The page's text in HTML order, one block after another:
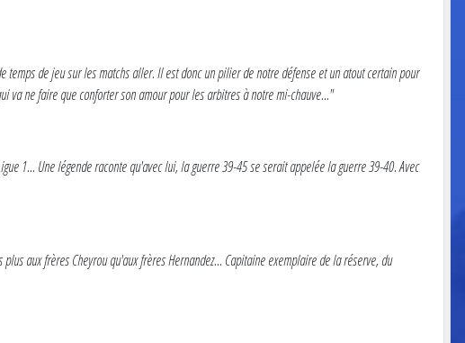
de jeu sur les matchs aller. Il est donc un pilier de notre défense et un atout certain pour
va ne faire que conforter son amour pour les arbitres à notre mi-chauve..."
1... Une légende raconte qu'avec lui, la guerre 39-45 se serait appelée la guerre 39-40. Avec
aux frères Cheyrou qu'aux frères Hernandez... Capitaine exemplaire de la réserve, du